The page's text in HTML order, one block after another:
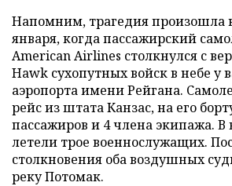
Напомним, трагедия произошла
января, когда пассажирский
American Airlines столкнулся с
Hawk сухопутных войск в небе у
аэропорта имени Рейгана.
рейс из штата Канзас, на его
пассажиров и 4 члена экипажа. В
летели трое военнослужащих.
столкновения оба воздушных
реку Потомак.